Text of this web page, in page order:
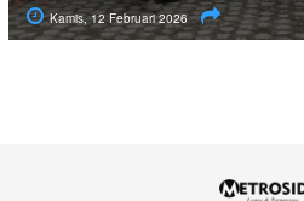
Kamis, 12 Februari 2026